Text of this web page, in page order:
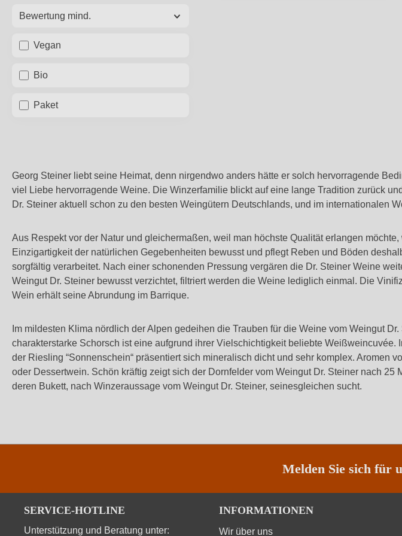
Bewertung mind.
Vegan
Bio
Paket
Georg Steiner liebt seine Heimat, denn nirgendwo anders hätte er solch hervorragende
viel Liebe hervorragende Weine. Die Winzerfamilie blickt auf eine lange Tradition zurück
Dr. Steiner aktuell schon zu den besten Weingütern Deutschlands, und im internationalen
Aus Respekt vor der Natur und gleichermaßen, weil man höchste Qualität erlangen
Einzigartigkeit der natürlichen Gegebenheiten bewusst und pflegt Reben und Böden
sorgfältig verarbeitet. Nach einer schonenden Pressung vergären die Dr. Steiner Weine
Weingut Dr. Steiner bewusst verzichtet, filtriert werden die Weine lediglich einmal. Die
Wein erhält seine Abrundung im Barrique.
Im mildesten Klima nördlich der Alpen gedeihen die Trauben für die Weine vom Weingut
charakterstarke Schorsch ist eine aufgrund ihrer Vielschichtigkeit beliebte
der Riesling “Sonnenschein“ präsentiert sich mineralisch dicht und sehr komplex. Aromen
oder Dessertwein. Schön kräftig zeigt sich der Dornfelder vom Weingut Dr. Steiner nach
deren Bukett, nach Winzeraussage vom Weingut Dr. Steiner, seinesgleichen sucht.
Melden Sie sich für
SERVICE-HOTLINE
Unterstützung und Beratung unter:
INFORMATIONEN
Wir über uns